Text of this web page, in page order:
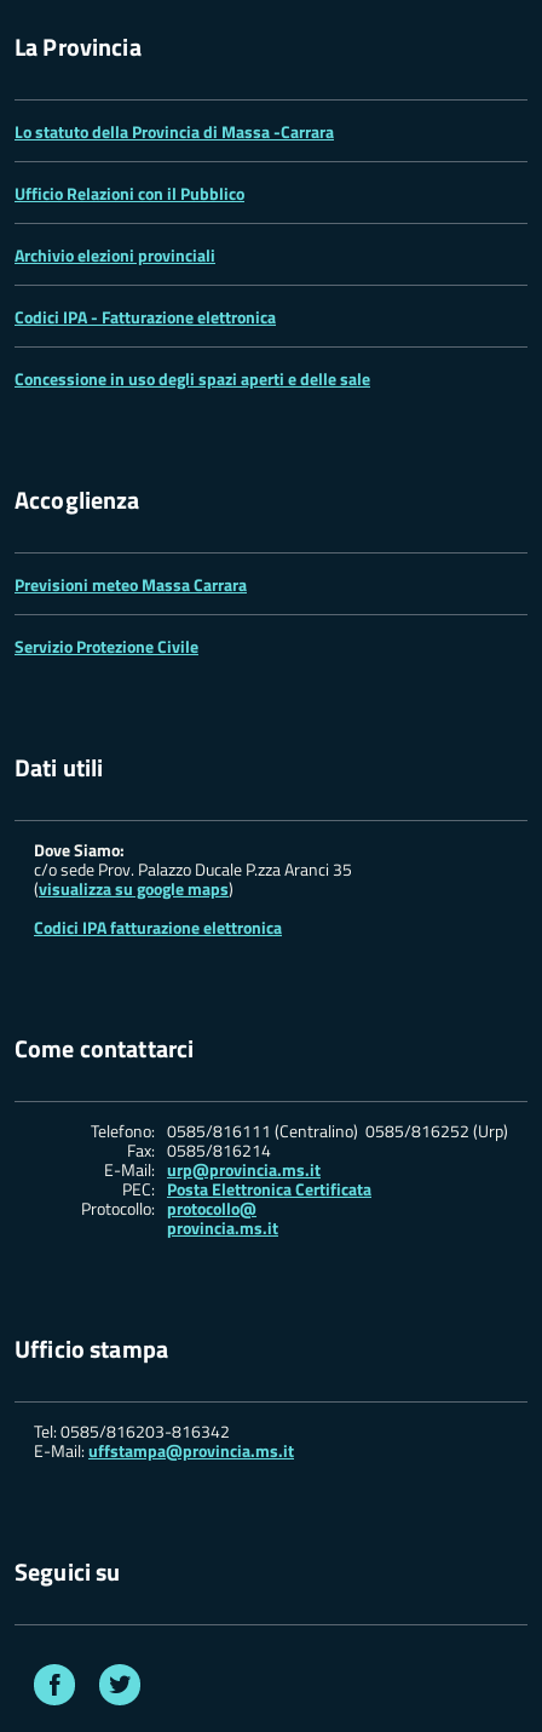
La Provincia
Lo statuto della Provincia di Massa -Carrara
Ufficio Relazioni con il Pubblico
Archivio elezioni provinciali
Codici IPA - Fatturazione elettronica
Concessione in uso degli spazi aperti e delle sale
Accoglienza
Previsioni meteo Massa Carrara
Servizio Protezione Civile
Dati utili
Dove Siamo:
c/o sede Prov. Palazzo Ducale P.zza Aranci 35
(visualizza su google maps)
Codici IPA fatturazione elettronica
Come contattarci
Telefono: 0585/816111 (Centralino) 0585/816252 (Urp)
Fax: 0585/816214
E-Mail: urp@provincia.ms.it
PEC: Posta Elettronica Certificata
Protocollo: protocollo@
provincia.ms.it
Ufficio stampa
Tel: 0585/816203-816342
E-Mail:uffstampa@provincia.ms.it
Seguici su
Facebook